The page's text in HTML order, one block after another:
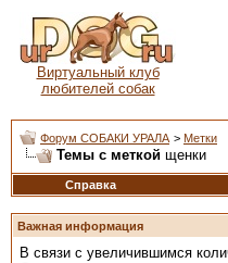
Виртуальный клуб
любителей собак
Форум СОБАКИ УРАЛА > Метки
Темы с меткой щенки
Справка
Важная информация
В связи с увеличившимся